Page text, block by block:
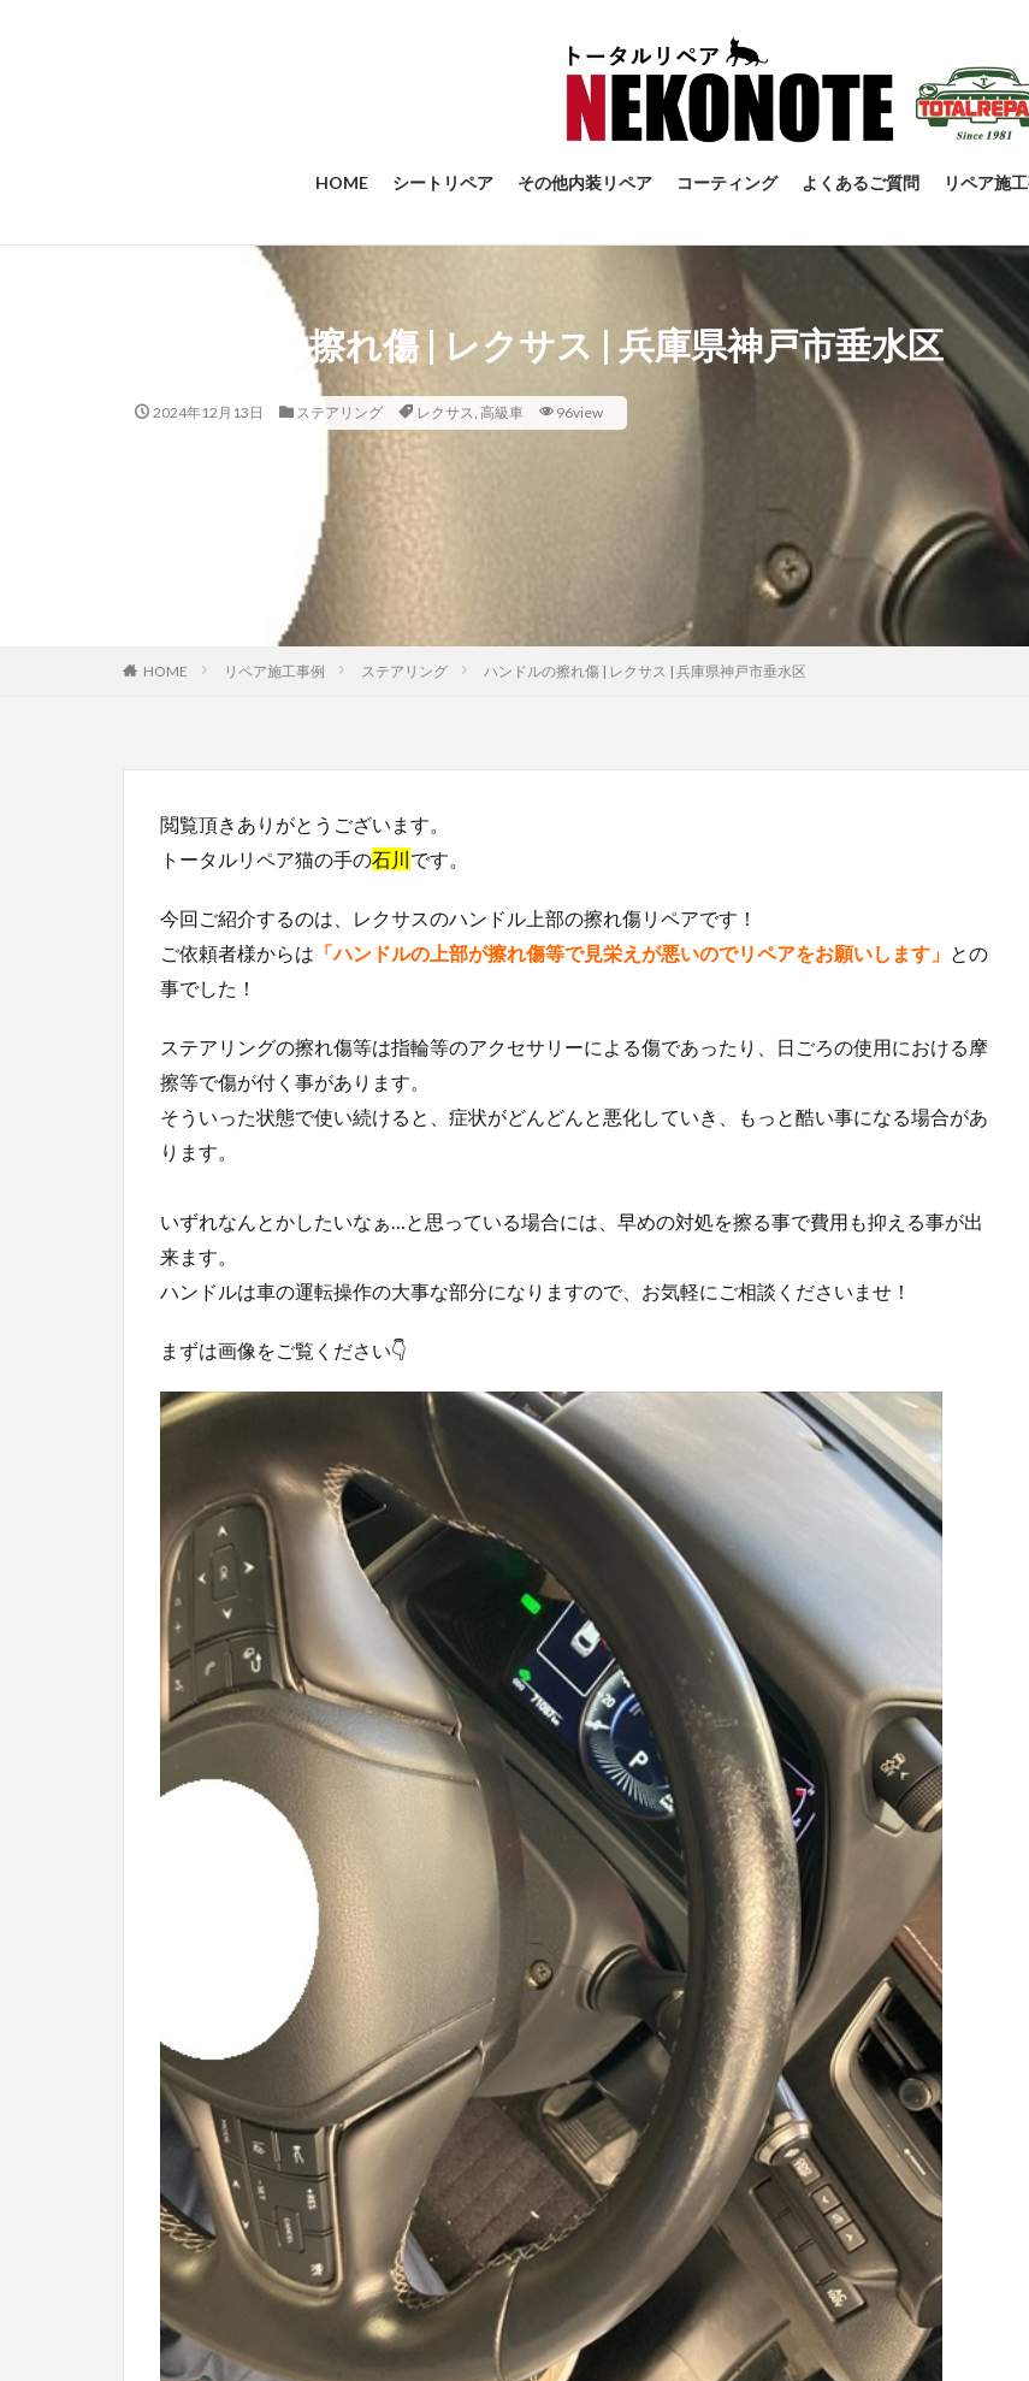
HOME シートリペア その他内装リペア コーティング よくあるご質問 リペア施
ハンドルの擦れ傷 | レクサス | 兵庫県神戸市垂水区
2024年12月13日 ステアリング レクサス, 高級車 96view
HOME リペア施工事例 ステアリング ハンドルの擦れ傷 | レクサス | 兵庫県神戸市垂水区
閲覧頂きありがとうございます。
トータルリペア猫の手の石川です。
今回ご紹介するのは、レクサスのハンドル上部の擦れ傷リペアです！
ご依頼者様からは 「ハンドルの上部が擦れ傷等で見栄えが悪いのでリペアをお願いします」 との
事でした！
ステアリングの擦れ傷等は指輪等のアクセサリーによる傷であったり、日ごろの使用における摩
擦等で傷が付く事があります。
そういった状態で使い続けると、症状がどんどんと悪化していき、もっと酷い事になる場合があ
ります。
いずれなんとかしたいなぁ…と思っている場合には、早めの対処を擦る事で費用も抑える事が出
来ます。
ハンドルは車の運転操作の大事な部分になりますので、お気軽にご相談くださいませ！
まずは画像をご覧ください👇